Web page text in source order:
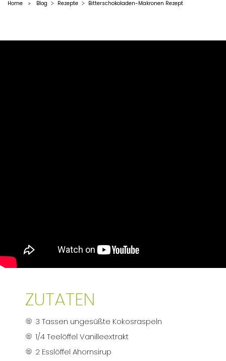
Home > Blog Rezepte Bitterschokoladen-Makronen Rezept
ZUTATEN
3 Tassen ungesüßte Kokosraspeln
1/4 Teelöffel Vanilleextrakt
2 Esslöffel Ahornsirup